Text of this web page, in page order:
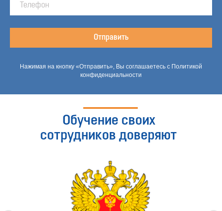
Отправить
Нажимая на кнопку «Отправить», Вы соглашаетесь с Политикой
конфиденциальности
Обучение своих
сотрудников доверяют